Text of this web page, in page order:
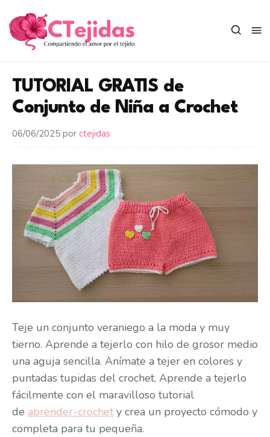
contenido
TUTORIAL GRATIS de
Conjunto de Niña a Crochet
06/06/2025 por ctejidas
Teje un conjunto veraniego a la moda y muy
tierno. Aprende a tejerlo con hilo de grosor medio
una aguja sencilla. Anímate a tejer en colores y
puntadas tupidas del crochet. Aprende a tejerlo
fácilmente con el maravilloso tutorial
de aprender-crochet y crea un proyecto cómodo y
completa para tu pequeña.